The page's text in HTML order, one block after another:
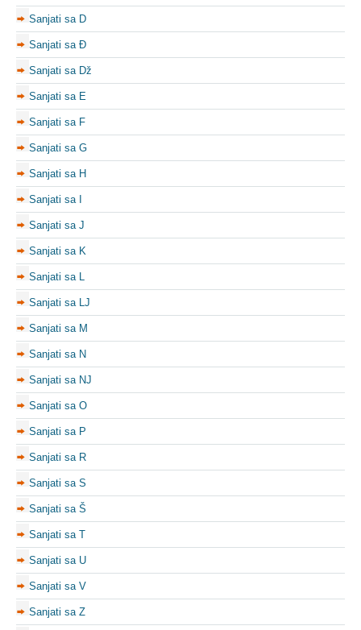
Sanjati sa D
Sanjati sa Đ
Sanjati sa Dž
Sanjati sa E
Sanjati sa F
Sanjati sa G
Sanjati sa H
Sanjati sa I
Sanjati sa J
Sanjati sa K
Sanjati sa L
Sanjati sa LJ
Sanjati sa M
Sanjati sa N
Sanjati sa NJ
Sanjati sa O
Sanjati sa P
Sanjati sa R
Sanjati sa S
Sanjati sa Š
Sanjati sa T
Sanjati sa U
Sanjati sa V
Sanjati sa Z